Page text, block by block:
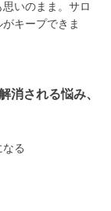
いのまま。サロ
キープできま
消される悩み、
なる